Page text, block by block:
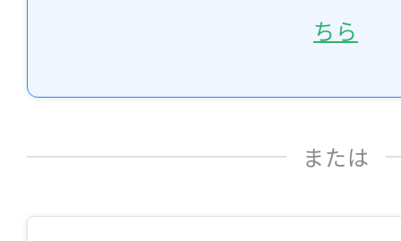
ちら
または